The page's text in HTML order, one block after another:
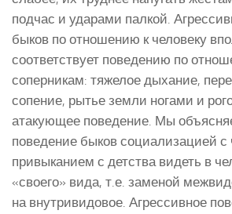
подчас и ударами палкой.
быков по отношению к человеку
соответствует поведению по
соперникам: тяжелое дыхание,
сопение, рытье земли ногами и
атакующее поведение. Мы
поведение быков социализацией с
привыканием с детства видеть в
«своего» вида, т.е. заменой
на внутривидовое. Агрессивное